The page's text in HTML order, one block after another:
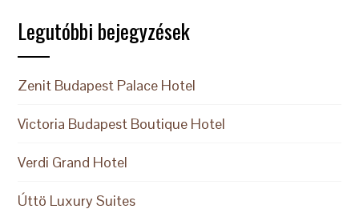
Legutóbbi bejegyzések
Zenit Budapest Palace Hotel
Victoria Budapest Boutique Hotel
Verdi Grand Hotel
Úttö Luxury Suites